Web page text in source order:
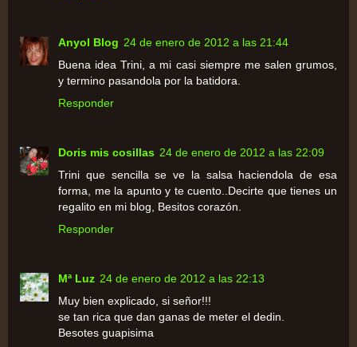
Anyol Blog 24 de enero de 2012 a las 21:44
Buena idea Trini, a mi casi siempre me salen grumos,
y termino pasandola por la batidora.
Responder
Doris mis cosillas 24 de enero de 2012 a las 22:09
Trini que sencilla se ve la salsa haciendola de esa
forma, me la apunto y te cuento..Decirte que tienes un
regalito en mi blog, Besitos corazón.
Responder
Mª Luz 24 de enero de 2012 a las 22:13
Muy bien explicado, si señor!!!
se tan rica que dan ganas de meter el dedin.
Besotes guapisima